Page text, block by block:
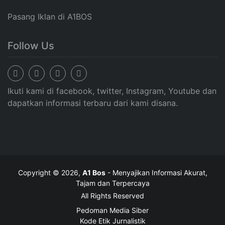
Pasang Iklan di A1BOS
Follow Us
Ikuti kami di facebook, twitter, Instagram, Youtube dan
dapatkan informasi terbaru dari kami disana.
Copyright © 2026, A1 Bos- Menyajikan Informasi Akurat,
Tajam dan Terpercaya
All Rights Reserved
Pedoman Media Siber
Kode Etik Jurnalistik